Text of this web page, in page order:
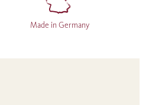
Made in Germany